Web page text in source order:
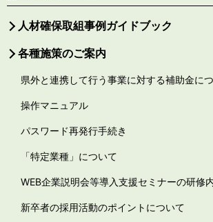
人材確保取組事例ガイドブック
各種施策のご案内
県外と連携して行う事業に対する補助金に
操作マニュアル
パスワード再発行手続き
「特定業種」について
WEB企業説明会等導入支援セミナーの研修
新卒者の採用活動のポイントについて